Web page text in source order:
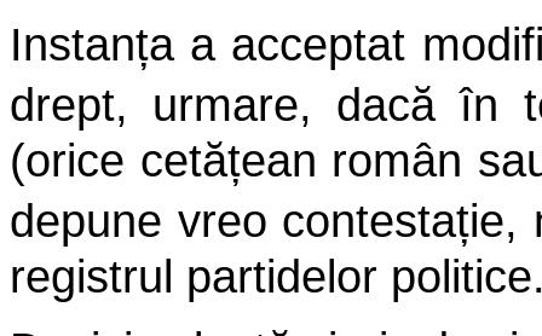
Instanța a acceptat
drept, urmare, dacă în
(orice cetățean român
depune vreo contestație,
registrul partidelor